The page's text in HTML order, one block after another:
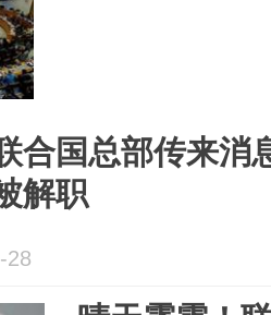
合国总部传来消
解职
28